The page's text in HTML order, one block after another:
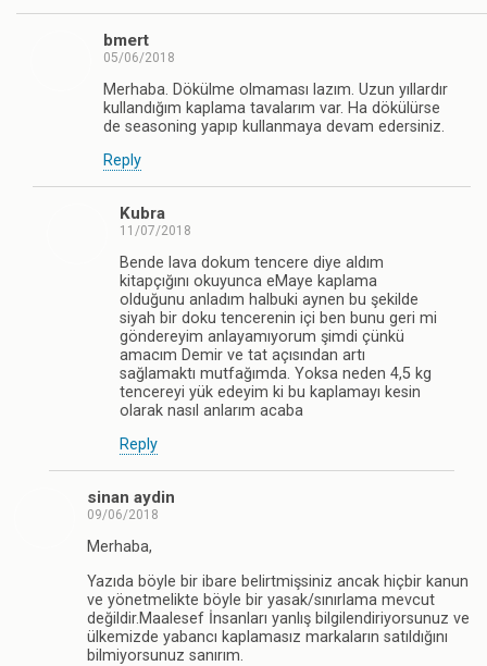
bmert
05/06/2018
Merhaba. Dökülme olmaması lazım. Uzun yıllardır
kullandığım kaplama tavalarım var. Ha dökülürse
de seasoning yapıp kullanmaya devam edersiniz.
Reply
Kubra
11/07/2018
Bende lava dokum tencere diye aldım
kitapçığını okuyunca eMaye kaplama
olduğunu anladım halbuki aynen bu şekilde
siyah bir doku tencerenin içi ben bunu geri mi
göndereyim anlayamıyorum şimdi çünkü
amacım Demir ve tat açısından artı
sağlamaktı mutfağımda. Yoksa neden 4,5 kg
tencereyi yük edeyim ki bu kaplamayı kesin
olarak nasıl anlarım acaba
Reply
sinan aydin
09/06/2018
Merhaba,
Yazıda böyle bir ibare belirtmişsiniz ancak hiçbir kanun
ve yönetmelikte böyle bir yasak/sınırlama mevcut
değildir.Maalesef İnsanları yanlış bilgilendiriyorsunuz ve
ülkemizde yabancı kaplamasız markaların satıldığını
bilmiyorsunuz sanırım.